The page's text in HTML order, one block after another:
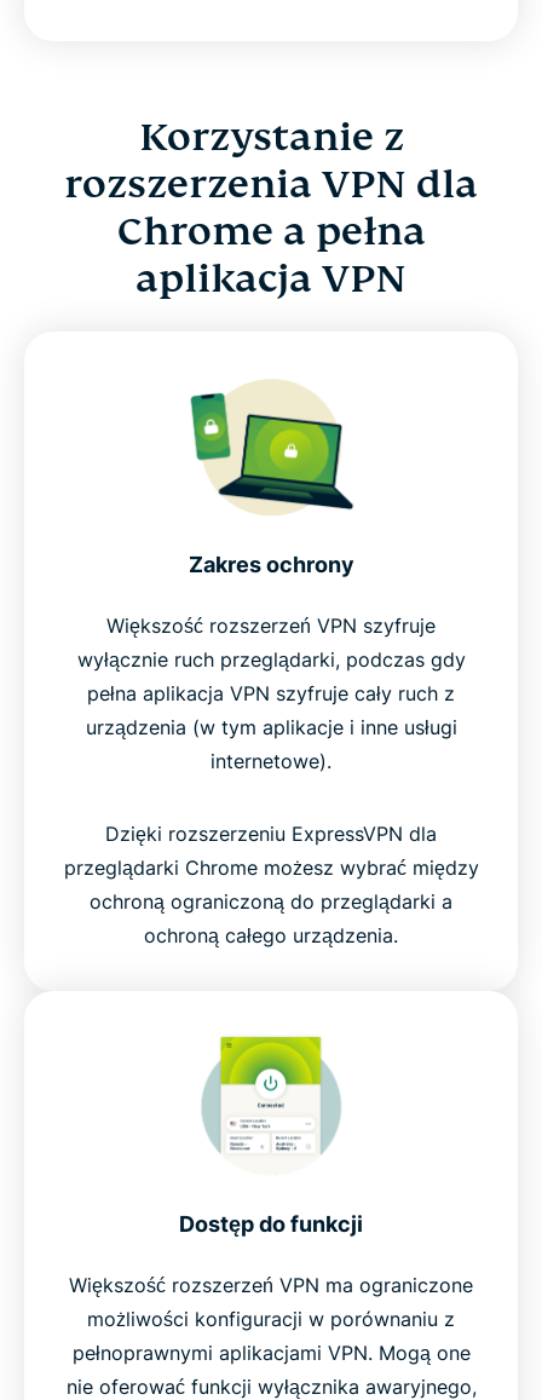
Korzystanie z
rozszerzenia VPN dla
Chrome a pełna
aplikacja VPN
Zakres ochrony
Większość rozszerzeń VPN szyfruje
wyłącznie ruch przeglądarki, podczas gdy
pełna aplikacja VPN szyfruje cały ruch z
urządzenia (w tym aplikacje i inne usługi
internetowe).
Dzięki rozszerzeniu ExpressVPN dla
przeglądarki Chrome możesz wybrać między
ochroną ograniczoną do przeglądarki a
ochroną całego urządzenia.
Dostęp do funkcji
Większość rozszerzeń VPN ma ograniczone
możliwości konfiguracji w porównaniu z
pełnoprawnymi aplikacjami VPN. Mogą one
nie oferować funkcji wyłącznika awaryjnego,